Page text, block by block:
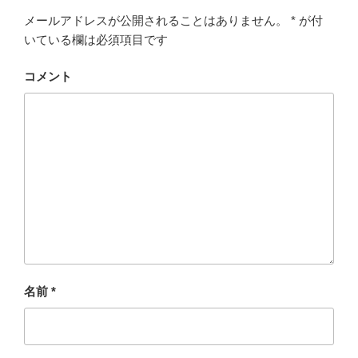
メールアドレスが公開されることはありません。 * が付
いている欄は必須項目です
コメント
名前 *